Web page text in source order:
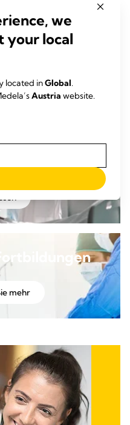
der klinischen Praxis
Fortschritte in der
mehr
we
your local
located inGlobal.
Austria website.